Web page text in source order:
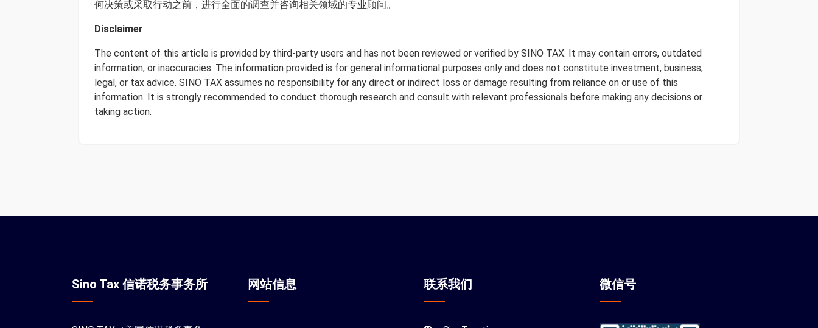
何决策或采取行动之前，进行全面的调查并咨询相关领域的专业顾问。
Disclaimer
The content of this article is provided by third-party users and has not been reviewed or verified by SINO TAX. It may contain errors, outdated
information, or inaccuracies. The information provided is for general informational purposes only and does not constitute investment, business,
legal, or tax advice. SINO TAX assumes no responsibility for any direct or indirect loss or damage resulting from reliance on or use of this
information. It is strongly recommended to conduct thorough research and consult with relevant professionals before making any decisions or
taking action.
Sino Tax 信诺税务事务所 网站信息 联系我们 微信号